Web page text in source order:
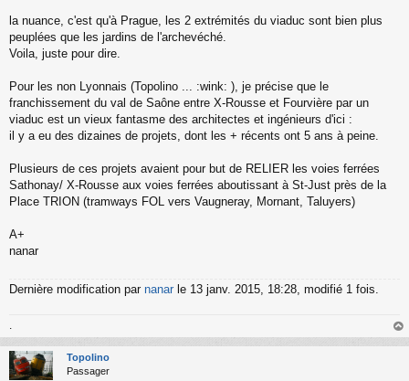
la nuance, c'est qu'à Prague, les 2 extrémités du viaduc sont bien plus
peuplées que les jardins de l'archevéché.
Voila, juste pour dire.
Pour les non Lyonnais (Topolino ... :wink: ), je précise que le
franchissement du val de Saône entre X-Rousse et Fourvière par un
viaduc est un vieux fantasme des architectes et ingénieurs d'ici :
il y a eu des dizaines de projets, dont les + récents ont 5 ans à peine.
Plusieurs de ces projets avaient pour but de RELIER les voies ferrées
Sathonay/ X-Rousse aux voies ferrées aboutissant à St-Just près de la
Place TRION (tramways FOL vers Vaugneray, Mornant, Taluyers)
A+
nanar
Dernière modification par nanar le 13 janv. 2015, 18:28, modifié 1 fois.
au
Topolino
Passager